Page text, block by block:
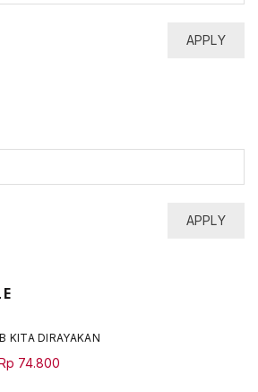
APPLY
APPLY
KITA DIRAYAKAN
74.800